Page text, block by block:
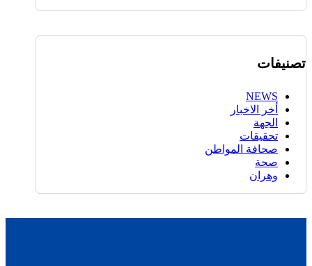
تصنيفات
NEWS
أخر الاخبار
الجهة
تحقيقات
صحافة المواطن
صحة
وهران